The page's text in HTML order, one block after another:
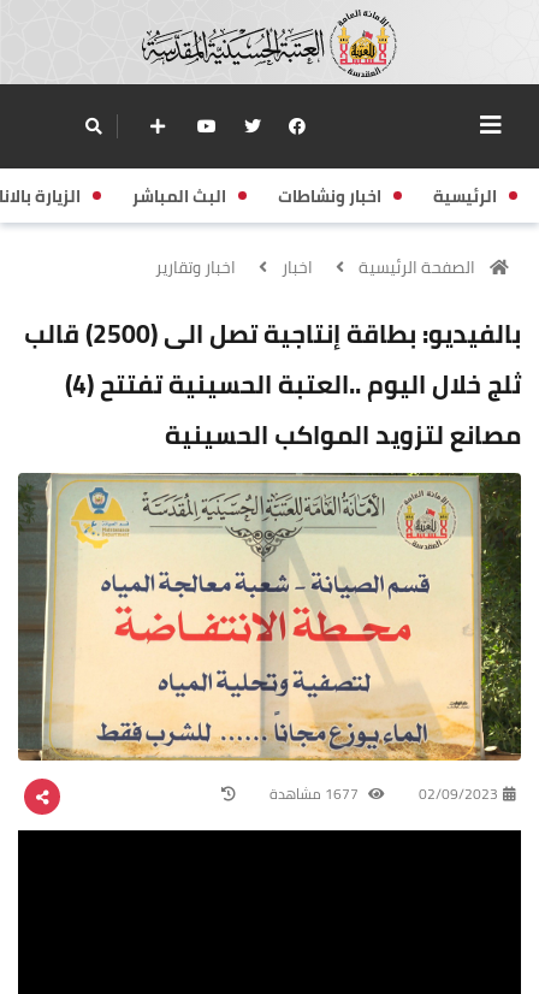
الرئيسية اخبار ونشاطات البث المباشر الزيارة
الصفحة الرئيسية اخبار اخبار وتقارير
بالفيديو: بطاقة إنتاجية تصل الى (2500) قالب
ثلج خلال اليوم ..العتبة الحسينية تفتتح (4)
مصانع لتزويد المواكب الحسينية
02/09/2023